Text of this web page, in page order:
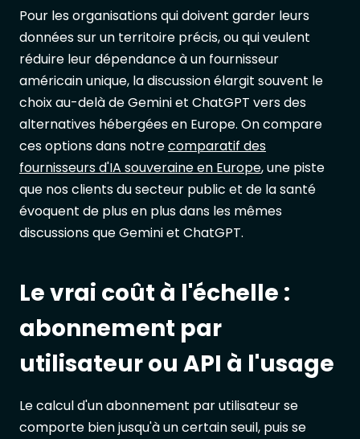
Pour les organisations qui doivent garder leurs
données sur un territoire précis, ou qui veulent
réduire leur dépendance à un fournisseur
américain unique, la discussion élargit souvent le
choix au-delà de Gemini et ChatGPT vers des
alternatives hébergées en Europe. On compare
ces options dans notrecomparatif des
fournisseurs d'IA souveraine en Europe, une piste
que nos clients du secteur public et de la santé
évoquent de plus en plus dans les mêmes
discussions que Gemini et ChatGPT.
Le vrai coût à l'échelle :
abonnement par
utilisateur ou API à l'usage
Le calcul d'un abonnement par utilisateur se
comporte bien jusqu'à un certain seuil, puis se